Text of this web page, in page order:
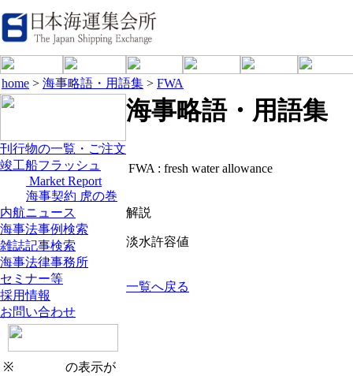
home > 海事略語・用語集 > FWA
刊行物の一覧・ご注文
竣工船フラッシュ
Market Report
海事契約 虎の巻
内航ニュース
海事法事例検索
雑誌記事検索
海事法律事務所
セミナー等
採用情報
お問い合わせ
※
の表示が
海事略語・用語集
FWA : fresh water allowance
解説
淡水許容値
一覧へ戻る